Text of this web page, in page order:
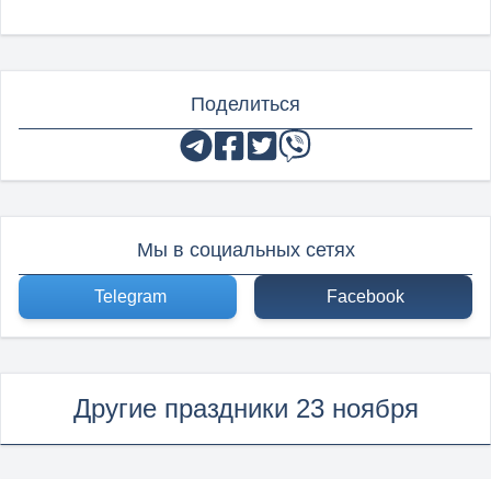
Поделиться
Мы в социальных сетях
Telegram Facebook
Другие праздники 23 ноября